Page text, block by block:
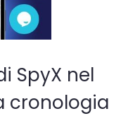
SpyX nel
cronologia